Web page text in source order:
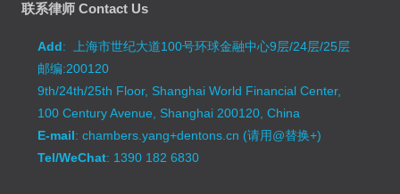
联系律师 Contact Us
Add: 上海市世纪大道100号环球金融中心9层/24层/25层
邮编:200120
9th/24th/25th Floor, Shanghai World Financial Center,
100 Century Avenue, Shanghai 200120, China
E-mail: chambers.yang+dentons.cn (请用@替换+)
Tel/WeChat: 1390 182 6830